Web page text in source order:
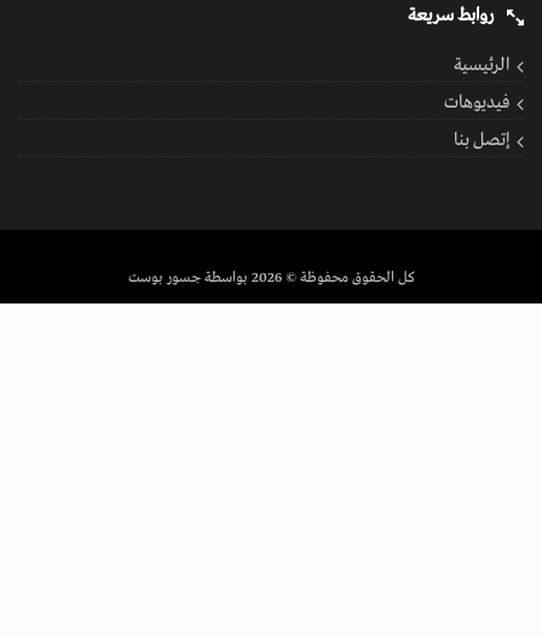
روابط سريعة
الرئيسية
فيديوهات
إتصل بنا
كل الحقوق محفوظة© 2026 بواسطة جسور بوست